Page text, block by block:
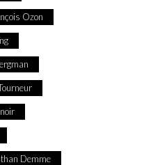
Ozon
Demme